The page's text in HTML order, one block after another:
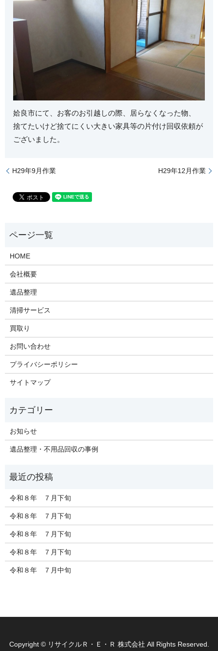
姶良市にて、お客のお引越しの際、居らなくなった物、
捨てたいけど捨てにくい大きい家具等の片付け回収依頼が
ございました。
H29年9月作業 H29年12月作業
HOME
会社概要
遺品整理
清掃サービス
買取り
お問い合わせ
プライバシーポリシー
サイトマップ
お知らせ
遺品整理・不用品回収の事例
令和８年 ７月下旬
令和８年 ７月下旬
令和８年 ７月下旬
令和８年 ７月下旬
令和８年 ７月中旬
Copyright © リサイクルＲ・Ｅ・Ｒ 株式会社 All Rights Reserved.